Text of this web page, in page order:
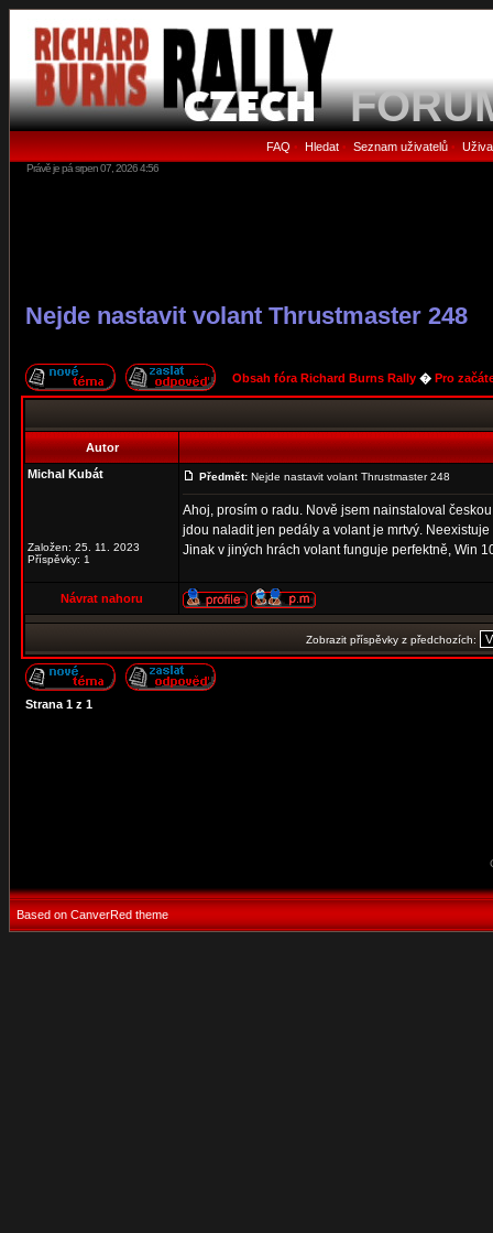
FAQ • Hledat• Seznam uživatelů•
Právě je pá srpen 07, 2026 4:56
Nejde nastavit volant Thrustmaster 248
Obsah fóra Richard Burns Rally � Pro
Autor
Michal Kubát
Založen: 25. 11. 2023
Příspěvky: 1
Předmět: Nejde nastavit volant Thrustmaster 248
Ahoj, prosím o radu. Nově jsem nainstaloval
jdou naladit jen pedály a volant je mrtvý.
Jinak v jiných hrách volant funguje perfektně, Win
Návrat nahoru
Zobrazit příspěvky z předchozích:
Strana 1 z 1
Based on CanverRed theme